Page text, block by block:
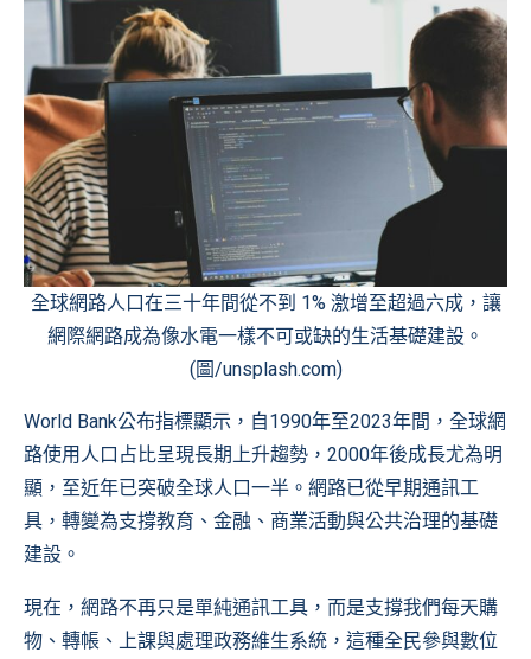
全球網路人口在三十年間從不到 1% 激增至超過六成，讓
網際網路成為像水電一樣不可或缺的生活基礎建設。
(圖/unsplash.com)
World Bank公布指標顯示 ，自1990年至2023年間，全球網
路使用人口占比呈現長期上升趨勢，2000年後成長尤為明
顯，至近年已突破全球人口一半。網路已從早期通訊工
具，轉變為支撐教育、金融、商業活動與公共治理的基礎
建設。
現在，網路不再只是單純通訊工具，而是支撐我們每天購
物、轉帳、上課與處理政務維生系統，這種全民參與數位